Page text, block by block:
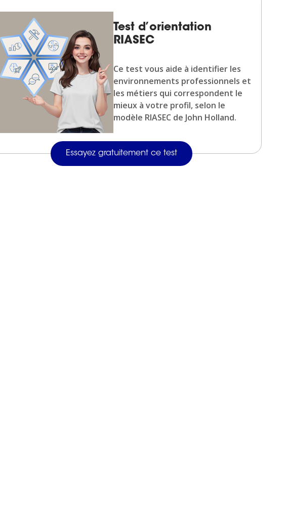
Test d’orientation
RIASEC
Ce test vous aide à identifier les
environnements professionnels et
les métiers qui correspondent le
mieux à votre profil, selon le
modèle RIASEC de John Holland.
Essayez gratuitement ce test